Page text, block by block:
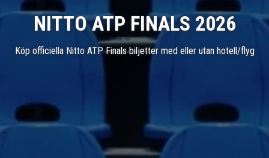
NITTO ATP FINALS 2026
Köp officiella Nitto ATP Finals biljetter med eller utan hotell/flyg